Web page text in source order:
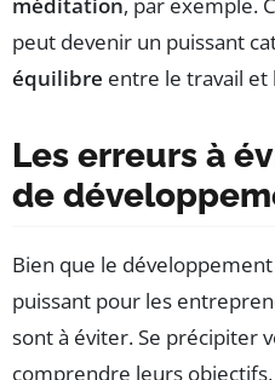
peut devenir un puissant
équilibre entre le travail et
Les erreurs à
de
Bien que le
puissant pour les
sont à éviter. Se précipiter
comprendre leurs